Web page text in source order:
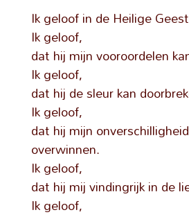
Ik geloof in de Heilige
Ik geloof,
dat hij mijn vooroordelen
Ik geloof,
dat hij de sleur kan
Ik geloof,
dat hij mijn
overwinnen.
Ik geloof,
dat hij mij vindingrijk in de
Ik geloof,